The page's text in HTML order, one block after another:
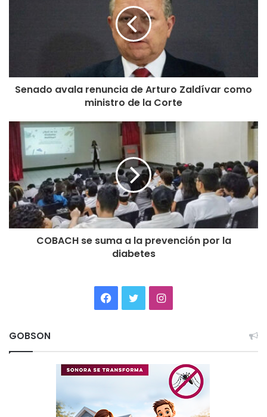
Senado avala renuncia de Arturo Zaldívar como
ministro de la Corte
COBACH se suma a la prevención por la
diabetes
Facebook
TwitterInstagram
GOBSON